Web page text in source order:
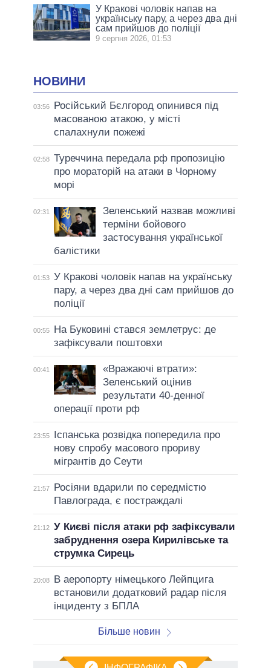
У Кракові чоловік напав на
українську пару, а через два дні
сам прийшов до поліції
9 серпня 2026, 01:53
НОВИНИ
03:56
Російський Бєлгород опинився під
масованою атакою, у місті
спалахнули пожежі
02:58 Туреччина передала рф пропозицію
про мораторій на атаки в Чорному
морі
02:31
Зеленський назвав можливі
терміни бойового
застосування української
балістики
01:53 У Кракові чоловік напав на українську
пару, а через два дні сам прийшов до
поліції
00:55
На Буковині стався землетрус: де
зафіксували поштовхи
00:41
«Вражаючі втрати»:
Зеленський оцінив
результати 40-денної
операції проти рф
23:55
Іспанська розвідка попередила про
нову спробу масового прориву
мігрантів до Сеути
21:57
Росіяни вдарили по середмістю
Павлограда, є постраждалі
21:12 У Києві після атаки рф зафіксували
забруднення озера Кирилівське та
струмка Сирець
20:08
В аеропорту німецького Лейпцига
встановили додатковий радар після
інциденту з БПЛА
Більше новин